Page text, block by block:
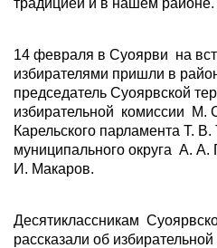
традицией и в нашем районе.
14 февраля в Суоярви на
избирателями пришли в
председатель Суоярвской
избирательной комиссии М.
Карельского парламента Т.
муниципального округа А. А.
И. Макаров.
Десятиклассникам
рассказали об